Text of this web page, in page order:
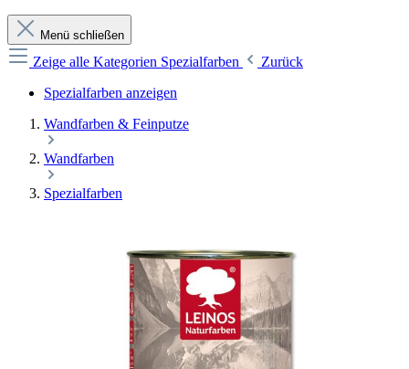
Menü schließen
Zeige alle Kategorien Spezialfarben
Zurück
Spezialfarben anzeigen
Wandfarben & Feinputze
Wandfarben
Spezialfarben